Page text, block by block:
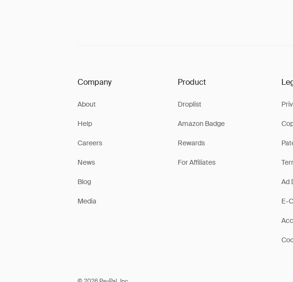
Company
About
Help
Careers
News
Blog
Media
Product
Droplist
Amazon Badge
Rewards
For Affiliates
Ad
E-